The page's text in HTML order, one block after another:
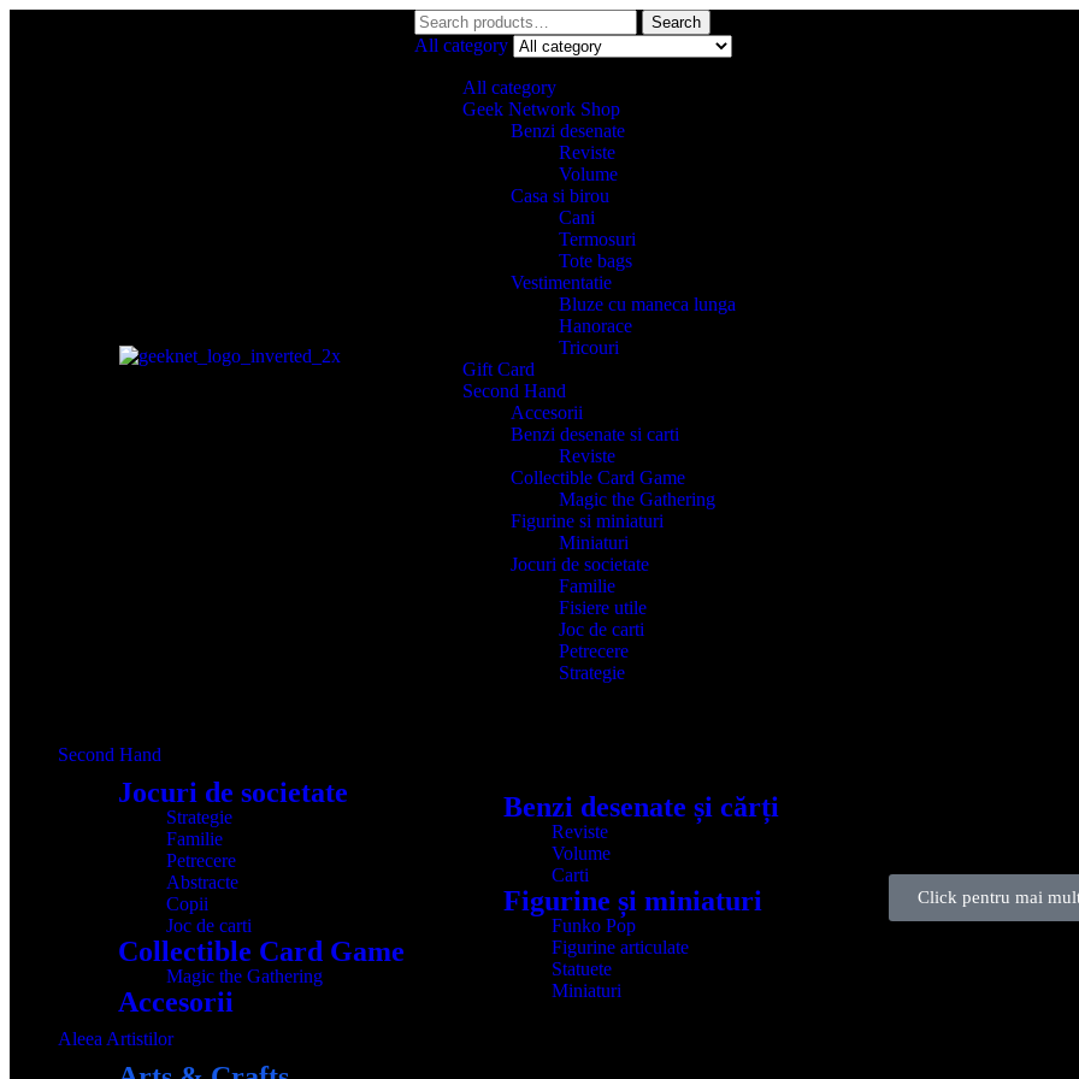
Search
All category
All category
Geek Network Shop
Benzi desenate
Reviste
Volume
Casa si birou
Cani
Termosuri
Tote bags
Vestimentatie
Bluze cu maneca lunga
Hanorace
Tricouri
Gift Card
Second Hand
Accesorii
Benzi desenate si carti
Reviste
Collectible Card Game
Magic the Gathering
Figurine si miniaturi
Miniaturi
Jocuri de societate
Familie
Fisiere utile
Joc de carti
Petrecere
Strategie
Second Hand
Jocuri de societate
Strategie
Familie
Petrecere
Abstracte
Copii
Joc de carti
Collectible Card Game
Magic the Gathering
Accesorii
Benzi desenate și cărți
Reviste
Volume
Carti
Figurine și miniaturi
Funko Pop
Figurine articulate
Statuete
Miniaturi
Click pentru mai
Aleea Artistilor